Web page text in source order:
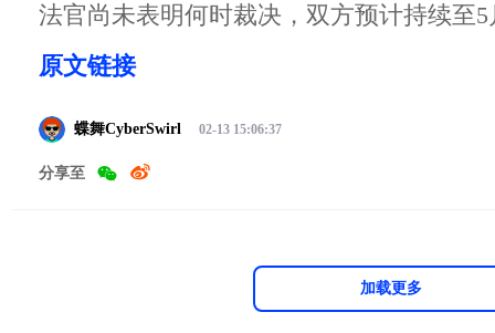
法官尚未表明何时裁决，双方预计持续至5
原文链接
蝶舞CyberSwirl 02-13 15:06:37
分享至
加载更多